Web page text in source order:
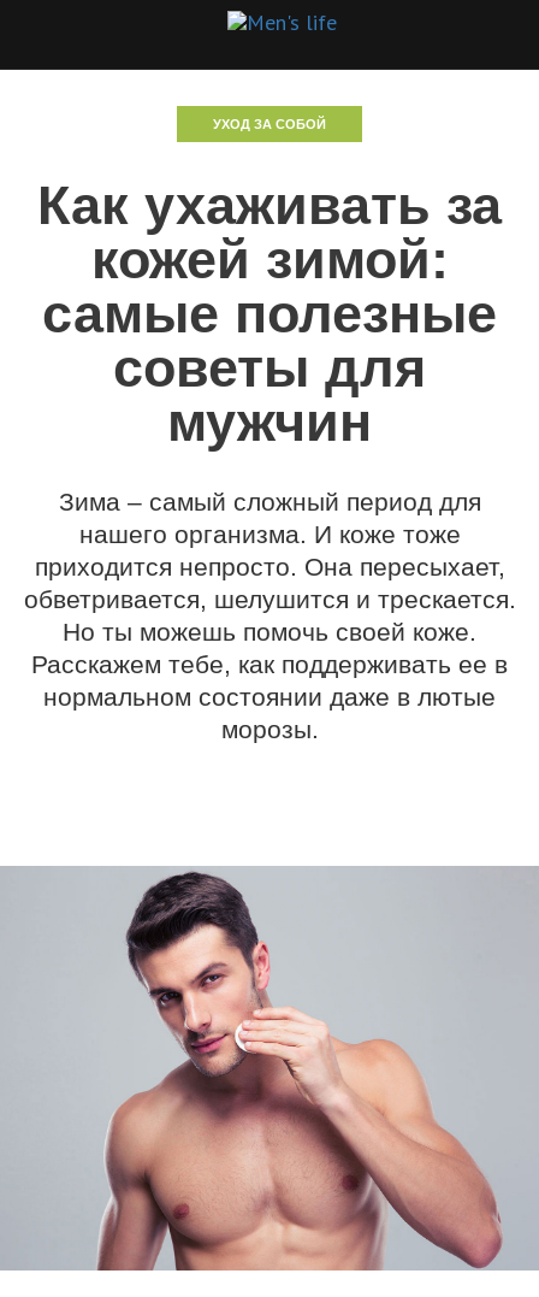
УХОД ЗА СОБОЙ
Как ухаживать за
кожей зимой:
самые полезные
советы для
мужчин
Зима – самый сложный период для
нашего организма. И коже тоже
приходится непросто. Она пересыхает,
обветривается, шелушится и трескается.
Но ты можешь помочь своей коже.
Расскажем тебе, как поддерживать ее в
нормальном состоянии даже в лютые
морозы.